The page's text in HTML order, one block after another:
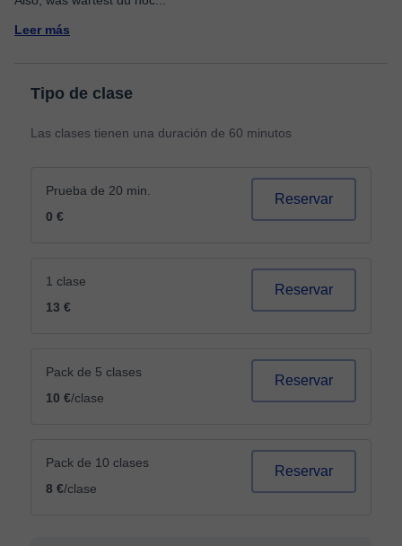
Leer más
Tipo de clase
Las clases tienen una duración de 60 minutos
Prueba de 20 min.
0 €
Reservar
1 clase
13 €
Reservar
Pack de 5 clases
10 €/clase
Reservar
Pack de 10 clases
8 €/clase
Reservar